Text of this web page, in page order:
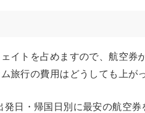
イトを占めますので、航空券
旅行の費用はどうしても上が
日・帰国日別に最安の航空券